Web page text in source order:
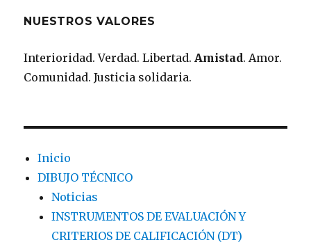
NUESTROS VALORES
Interioridad. Verdad. Libertad. Amistad. Amor.
Comunidad. Justicia solidaria.
Inicio
DIBUJO TÉCNICO
Noticias
INSTRUMENTOS DE EVALUACIÓN Y
CRITERIOS DE CALIFICACIÓN (DT)